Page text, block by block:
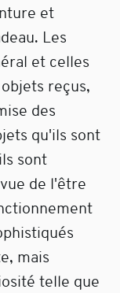
et
Les
et celles
reçus,
des
qu'ils sont
sont
de l'être
mais
telle que